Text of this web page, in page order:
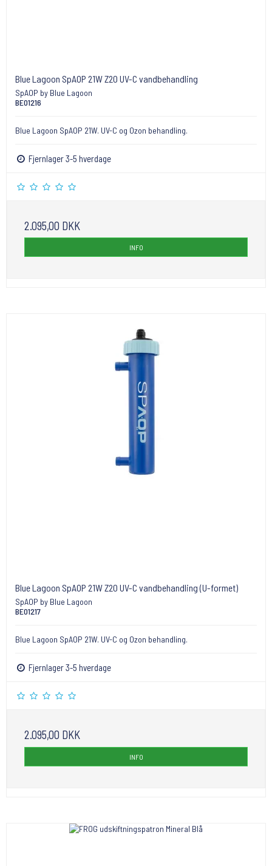
Blue Lagoon SpAOP 21W Z20 UV-C vandbehandling
SpAOP by Blue Lagoon
BE01216
Blue Lagoon SpAOP 21W. UV-C og Ozon behandling.
Fjernlager 3-5 hverdage
2.095,00 DKK
INFO
Blue Lagoon SpAOP 21W Z20 UV-C vandbehandling (U-formet)
SpAOP by Blue Lagoon
BE01217
Blue Lagoon SpAOP 21W. UV-C og Ozon behandling.
Fjernlager 3-5 hverdage
2.095,00 DKK
INFO